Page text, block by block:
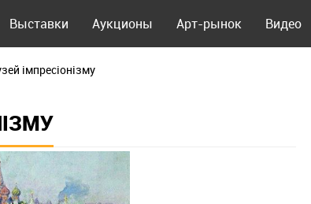
Выставки Аукционы Арт-рынок Видео
імпресіонізму